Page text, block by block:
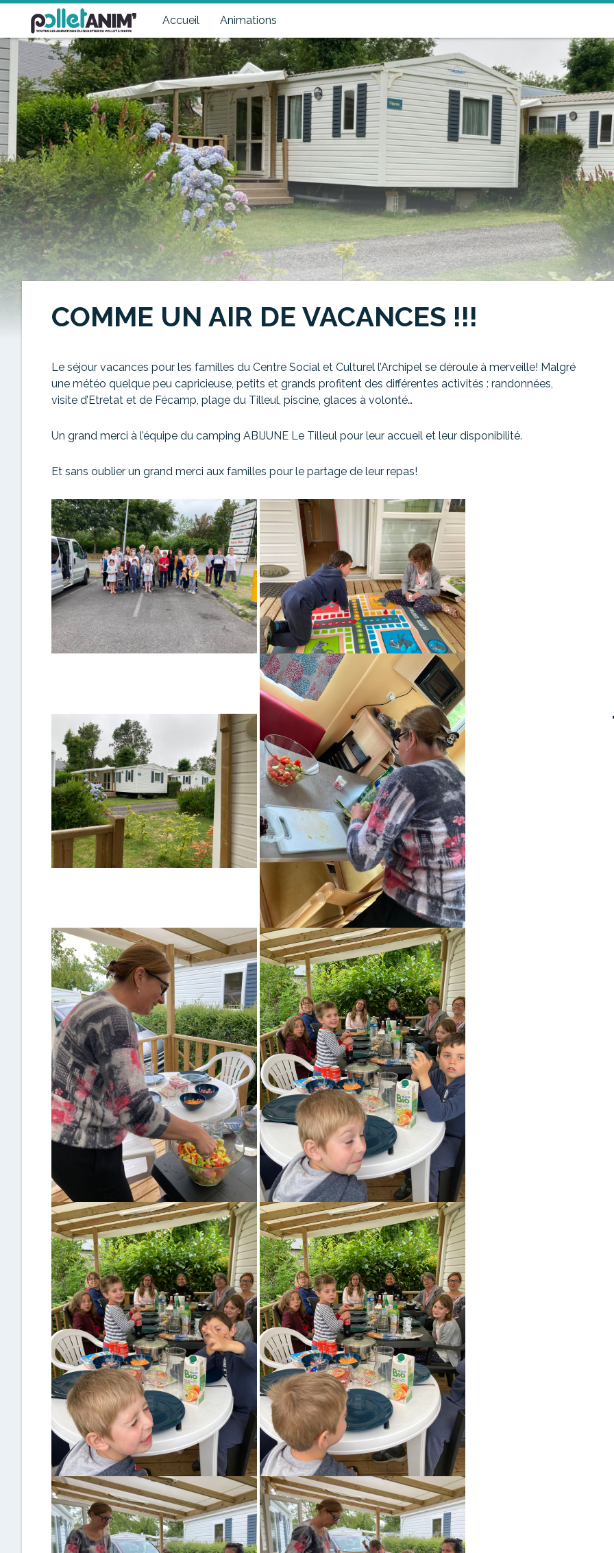
Accueil Animations
Pollet Anim'
Toutes les animations du quartier du Pollet à Dieppe
COMME UN AIR DE VACANCES !!!
Le séjour vacances pour les familles du Centre Social et Culturel l’Archipel se déroule à merveille! Malgré
une météo quelque peu capricieuse, petits et grands profitent des différentes activités : randonnées,
visite d’Etretat et de Fécamp, plage du Tilleul, piscine, glaces à volonté…
Un grand merci à l’équipe du camping ABIJUNE Le Tilleul pour leur accueil et leur disponibilité.
Et sans oublier un grand merci aux familles pour le partage de leur repas!